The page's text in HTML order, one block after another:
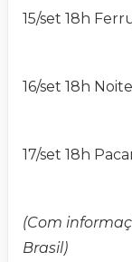
15/set 18h
16/set 18h
17/set 18h
(Com
Brasil)